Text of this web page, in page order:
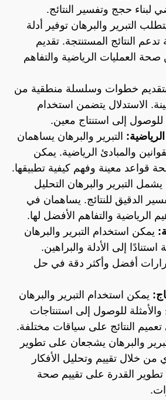
لبناء حجج وتفسير النتائج.
التبرير والبرهان توفير أدلة
النتائج المستنتجة. تقديم
العمليات الرياضية والتفاهم
بتقديم خطوات وسلسلة منطقية من
الاستدلال يتضمن استخدام
للوصول إلى استنتاج معين.
التبرير والبرهان يساهمان
والمبادئ الرياضية. يمكن
قواعد معينة وفهم كيفية تطبيقها.
يشمل التبرير والبرهان التحليل
الدقيق للنتائج. يساهمان في
الرياضية والتفاهم الأفضل لها.
يمكن استخدام التبرير والبرهان
إلى الأدلة والبراهين.
أفضل وأكثر دقة في حل
يمكن استخدام التبرير والبرهان
والأمثلة للوصول إلى استنتاجات
النتائج على سياقات مختلفة.
والبرهان يشجعان على تطوير
من خلال تقييم وتحليل الأفكار
تطوير القدرة على تقييم صحة